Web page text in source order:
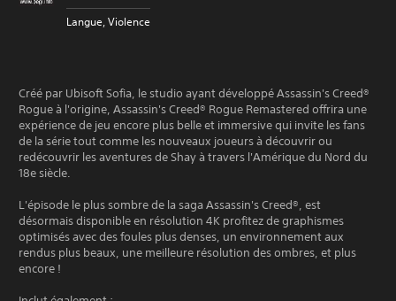
Langue, Violence
Créé par Ubisoft Sofia, le studio ayant développé Assassin's Creed®
Rogue à l'origine, Assassin's Creed® Rogue Remastered offrira une
expérience de jeu encore plus belle et immersive qui invite les fans
de la série tout comme les nouveaux joueurs à découvrir ou
redécouvrir les aventures de Shay à travers l'Amérique du Nord du
18e siècle.
L'épisode le plus sombre de la saga Assassin's Creed®, est
désormais disponible en résolution 4K profitez de graphismes
optimisés avec des foules plus denses, un environnement aux
rendus plus beaux, une meilleure résolution des ombres, et plus
encore !